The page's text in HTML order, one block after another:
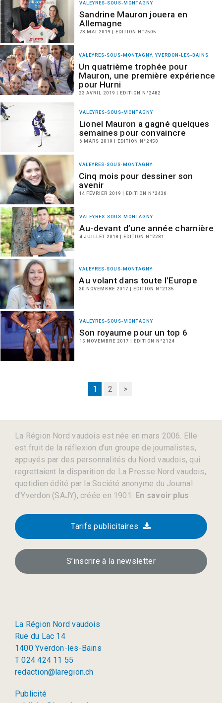
VALEYRES-SOUS-MONTAGNY
Sandrine Mauron jouera en
Allemagne
23 MAI 2019 | EDITION N°2505
VALEYRES-SOUS-MONTAGNY, YVERDON-LES-BAINS
Un quatrième trophée pour
Mauron, une première expérience
pour Hurni
23 AVRIL 2019 | EDITION N°2482
VALEYRES-SOUS-MONTAGNY
Lionel Mauron a gagné quelques
semaines pour convaincre
6 MARS 2019 | EDITION N°2450
VALEYRES-SOUS-MONTAGNY
Cinq mois pour dessiner son
avenir
14 FÉVRIER 2019 | EDITION N°2436
VALEYRES-SOUS-MONTAGNY
Au-devant d’une année charnière
4 JUILLET 2018 | EDITION N°2281
VALEYRES-SOUS-MONTAGNY
Au volant dans toute l’Europe
30 NOVEMBRE 2017 | EDITION N°2135
VALEYRES-SOUS-MONTAGNY
Son royaume pour un top 6
15 NOVEMBRE 2017 | EDITION N°2124
1 2 >
La Région Nord vaudois est née en mars 2006. Elle
est fruit de la réflexion d’un groupe de journalistes,
appuyés par des personnalités du Nord vaudois, qui
regrettaient la disparition de La Presse Nord vaudois,
quotidien édité par la Société anonyme du Journal
d’Yverdon (SAJY), créée en 1901. En savoir plus
Tarifs publicitaires
S’inscrire à la newsletter
La Région Nord vaudois
Rue du Lac 14
1400 Yverdon-les-Bains
T 024 424 11 55
redaction@laregion.ch
Publicité